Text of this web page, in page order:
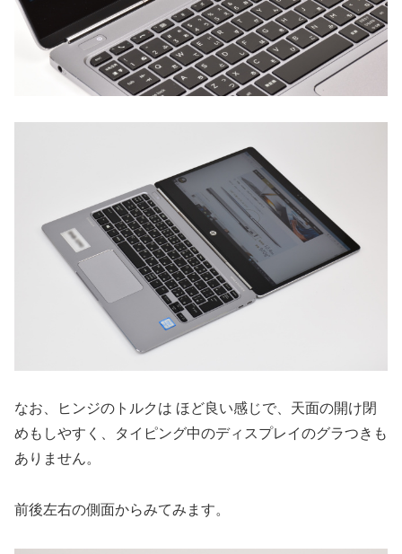
なお、ヒンジのトルクは ほど良い感じで、天面の開け閉
めもしやすく、タイピング中のディスプレイのグラつきも
ありません。
前後左右の側面からみてみます。